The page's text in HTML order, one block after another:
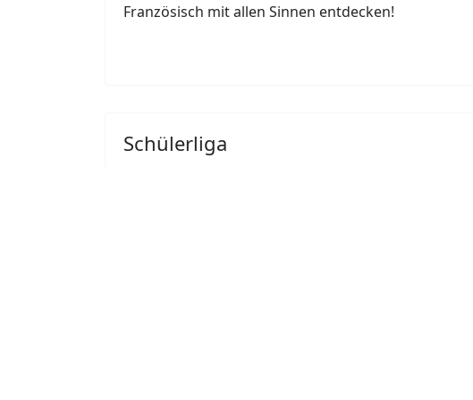
Französisch mit allen Sinnen entdecken!
Schülerliga